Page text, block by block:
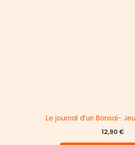
Le journal d’un Bonsaï-
12,90 €